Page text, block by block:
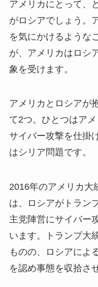
アメリカにとって、
がロシアでしょう。
を気にかけるような
が、アメリカはロシ
象を受けます。
アメリカとロシアが
て2つ。ひとつはア
サイバー攻撃を仕掛
はシリア問題です。
2016年のアメリカ大
は、ロシアがトラン
主党陣営にサイバー
います。トランプ大
ものの、ロシアによ
を認め事態を収拾さ